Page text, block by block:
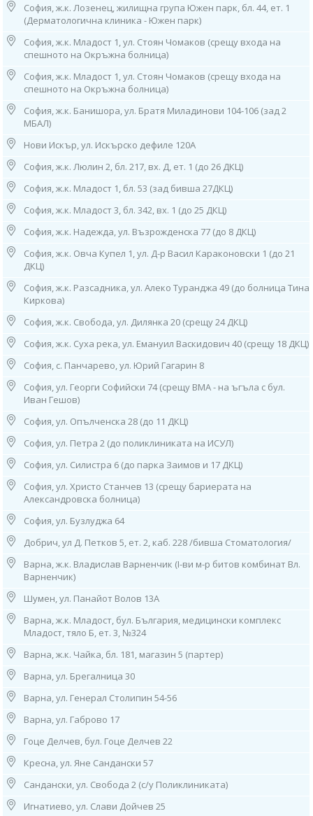
Работно време:
08.00ч до 16.00ч /от понеделник до петък/
5. София, ж.к. "Княжево", ул. “Дамяница” 2, партер
Работно време: 08.00ч до 16.00ч /от понеделник до петък/
6. София, ж.к. "Лозенец",
жилищна група "Южен Парк",
бл. 44, ет. 1 (в Дерматологична Клиника - "Южен Парк"),
тел: 0882 115 120
Работно време:
09.00ч до 13.00ч /от понеделник до петък/
7. София, ж.к. "Младост" 1,
ул. "Стоян Чомаков“
(срещу входа на спешното на Окръжна болница),
тел: 0882 244 828
Работно време:
07.30ч до 15.30ч /от понеделник до петък/
8. София, ж.к. “Банишора”, ул. “Братя Миладинови” 104-106 (зад 2
МБАЛ)
тел: 0882 861 675
Работно време: 08.00ч до 16.00ч /от понеделник до петък/
9. гр. Нови Искър, ул. "Искърско дефиле" 120А
Работно време: 08.00ч до 16.00ч /от понеделник до петък/
10. София, ж.к. “Гоце Делчев”, ул. “Костенски Водопад”, бл. 242 (срещу
29 ДКЦ)
тел: 0884 011 499
Работно време: 08.00ч до 16.00ч /от понеделник до петък/
11. София, ж.к. “Люлин” 2, бл. 217, вх. Д, ет. 1 (до 26 ДКЦ)
тел: 0886 550 774
Работно време: 08.00ч до 16.00ч /от понеделник до петък/
12. София, ж.к. “Младост” 1, бл. 53 (зад бивша 27ДКЦ)
тел: 0884 649 340
08.00ч до 16.00ч /от понеделник до петък/
13. София, ж.к. “Младост” 3, бл. 342, вх. 1 (до 25 ДКЦ)
тел: 0885 50 34 21
Работно време:
08.00ч до 16.00ч /от понеделник до петък/
14. София, ж.к. “Надежда”, ул. ”Възрожденска” 77
Работно време: 08.00ч до 16.00ч /от понеделник до петък/
15. София, ж.к. “Овча Купел″ 1, ул. “Д-р Васил Караконовски” 1
(до 21 ДКЦ), тел: 0882 592 021
Работно време: 08.00ч до 16.00ч /от понеделник до петък/
16. София, ж.к. “Разсадника”, ул. “Алеко Туранджа” 49 (до болница
Тина Киркова)
тел: 0885 901 129
Работно време: 08.00ч до 16.00ч /от понеделник до петък/
(срещу 24 ДКЦ)
София, ж.к. Лозенец, жилищна група Южен парк, бл. 44, ет. 1
(Дерматологична клиника - Южен парк)
София, ж.к. Младост 1, ул. Стоян Чомаков (срещу входа на
спешното на Окръжна болница)
София, ж.к. Младост 1, ул. Стоян Чомаков (срещу входа на
спешното на Окръжна болница)
София, ж.к. Банишора, ул. Братя Миладинови 104-106 (зад 2
МБАЛ)
Нови Искър, ул. Искърско дефиле 120А
София, ж.к. Люлин 2, бл. 217, вх. Д, ет. 1 (до 26 ДКЦ)
София, ж.к. Младост 1, бл. 53 (зад бивша 27ДКЦ)
София, ж.к. Младост 3, бл. 342, вх. 1 (до 25 ДКЦ)
София, ж.к. Надежда, ул. Възрожденска 77 (до 8 ДКЦ)
София, ж.к. Овча Купел 1, ул. Д-р Васил Караконовски 1 (до 21
ДКЦ)
София, ж.к. Разсадника, ул. Алеко Туранджа 49 (до болница Тина
Киркова)
София, ж.к. Свобода, ул. Дилянка 20 (срещу 24 ДКЦ)
София, ж.к. Суха река, ул. Емануил Васкидович 40 (срещу 18 ДКЦ)
София, с. Панчарево, ул. Юрий Гагарин 8
София, ул. Георги Софийски 74 (срещу ВМА - на ъгъла с бул.
Иван Гешов)
София, ул. Опълченска 28 (до 11 ДКЦ)
София, ул. Петра 2 (до поликлиниката на ИСУЛ)
София, ул. Силистра 6 (до парка Заимов и 17 ДКЦ)
София, ул. Христо Станчев 13 (срещу бариерата на
Александровска болница)
София, ул. Бузлуджа 64
Добрич, ул Д. Петков 5, ет. 2, каб. 228 /бивша Стоматология/
Варна, ж.к. Владислав Варненчик (I-ви м-р битов комбинат Вл.
Варненчик)
Шумен, ул. Панайот Волов 13А
Варна, ж.к. Младост, бул. България, медицински комплекс
Младост, тяло Б, ет. 3, №324
Варна, ж.к. Чайка, бл. 181, магазин 5 (партер)
Варна, ул. Брегалница 30
Варна, ул. Генерал Столипин 54-56
Варна, ул. Габрово 17
Гоце Делчев, бул. Гоце Делчев 22
Кресна, ул. Яне Сандански 57
Сандански, ул. Свобода 2 (с/у Поликлиниката)
Игнатиево, ул. Слави Дойчев 25